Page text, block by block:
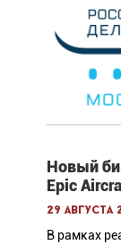
Новый
Epic
29 августа
В рамках